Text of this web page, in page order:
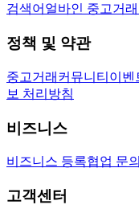
검색어 얼바인 중고거래
정책 및 약관
중고거래 커뮤니티 이벤
보 처리방침
비즈니스
비즈니스 등록협업 문의
고객센터